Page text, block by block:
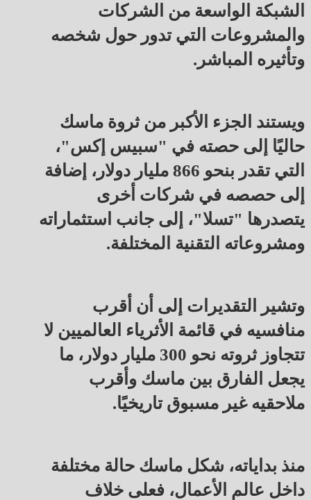
الشبكة الواسعة من الشركات
والمشروعات التي تدور حول شخصه
وتأثيره المباشر.
ويستند الجزء الأكبر من ثروة ماسك
حاليًا إلى حصته في "سبيس إكس"،
التي تقدر بنحو 866 مليار دولار، إضافة
إلى حصصه في شركات أخرى
يتصدرها "تسلا"، إلى جانب استثماراته
ومشروعاته التقنية المختلفة.
وتشير التقديرات إلى أن أقرب
منافسيه في قائمة الأثرياء العالميين لا
تتجاوز ثروته نحو 300 مليار دولار، ما
يجعل الفارق بين ماسك وأقرب
ملاحقيه غير مسبوق تاريخيًا.
منذ بداياته، شكل ماسك حالة مختلفة
داخل عالم الأعمال، فعلى خلاف